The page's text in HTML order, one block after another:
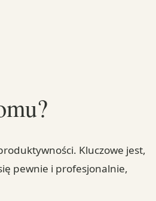
Kluczowe jest,
pewnie i profesjonalnie,